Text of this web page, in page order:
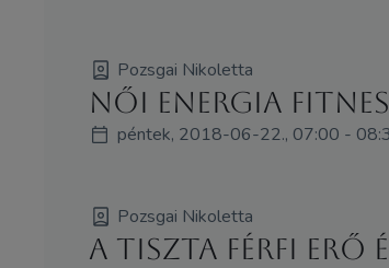
Pozsgai Nikoletta
Női Energia
péntek, 2018-06-22., 07:00 -
Pozsgai Nikoletta
A Tiszta Férfi Erő